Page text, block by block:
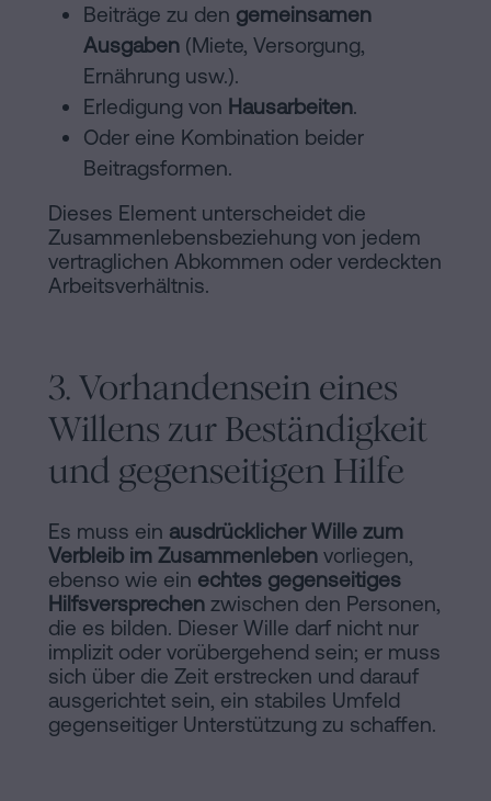
Beiträge zu den gemeinsamen
Ausgaben (Miete, Versorgung,
Ernährung usw.).
Erledigung von Hausarbeiten.
Oder eine Kombination beider
Beitragsformen.
Dieses Element unterscheidet die
Zusammenlebensbeziehung von jedem
vertraglichen Abkommen oder verdeckten
Arbeitsverhältnis.
3. Vorhandensein eines
Willens zur Beständigkeit
und gegenseitigen Hilfe
Es muss ein ausdrücklicher Wille zum
Verbleib im Zusammenleben vorliegen,
ebenso wie ein echtes gegenseitiges
Hilfsversprechen zwischen den Personen,
die es bilden. Dieser Wille darf nicht nur
implizit oder vorübergehend sein; er muss
sich über die Zeit erstrecken und darauf
ausgerichtet sein, ein stabiles Umfeld
gegenseitiger Unterstützung zu schaffen.